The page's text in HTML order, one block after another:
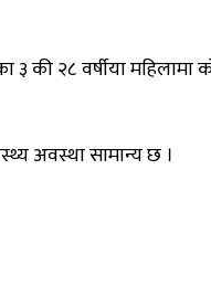
२८ वर्षीया महिलामा
अवस्था सामान्य छ ।